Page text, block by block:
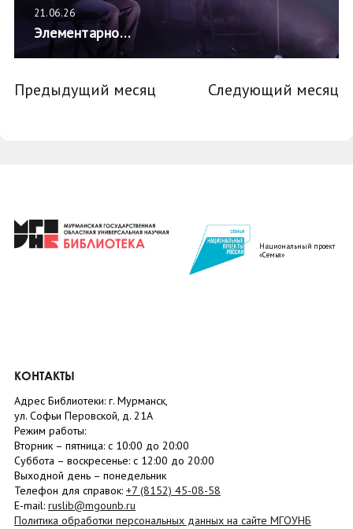
21.06.26
Элементарно…
Предыдущий месяц Следующий месяц
Национальный проект
«Семья»
КОНТАКТЫ
Адрес Библиотеки: г. Мурманск,
ул. Софьи Перовской, д. 21А
Режим работы:
Вторник – пятница: с 10:00 до 20:00
Суббота – воскресенье: c 12:00 до 20:00
Выходной день – понедельник
Телефон для справок: +7 (8152) 45-08-58
E-mail: ruslib@mgounb.ru
Политика обработки персональных данных на сайте МГОУНБ